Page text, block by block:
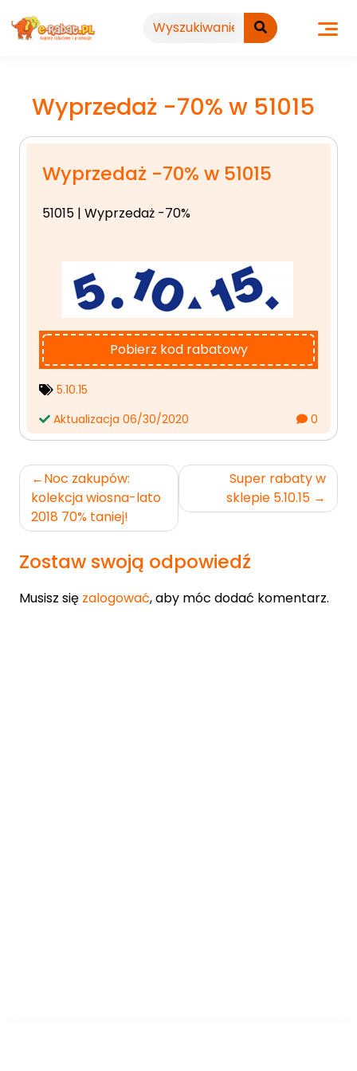
do
treści
Wyprzedaż -70% w 51015
Wyprzedaż -70% w 51015
51015 | Wyprzedaż -70%
Pobierz kod rabatowy
5.10.15
Aktualizacja 06/30/2020
0
Nawigacja
wpisu
Noc zakupów:
kolekcja wiosna-lato
2018 70% taniej!
Super rabaty w
sklepie 5.10.15
Zostaw swoją odpowiedź
Musisz się zalogować, aby móc dodać komentarz.